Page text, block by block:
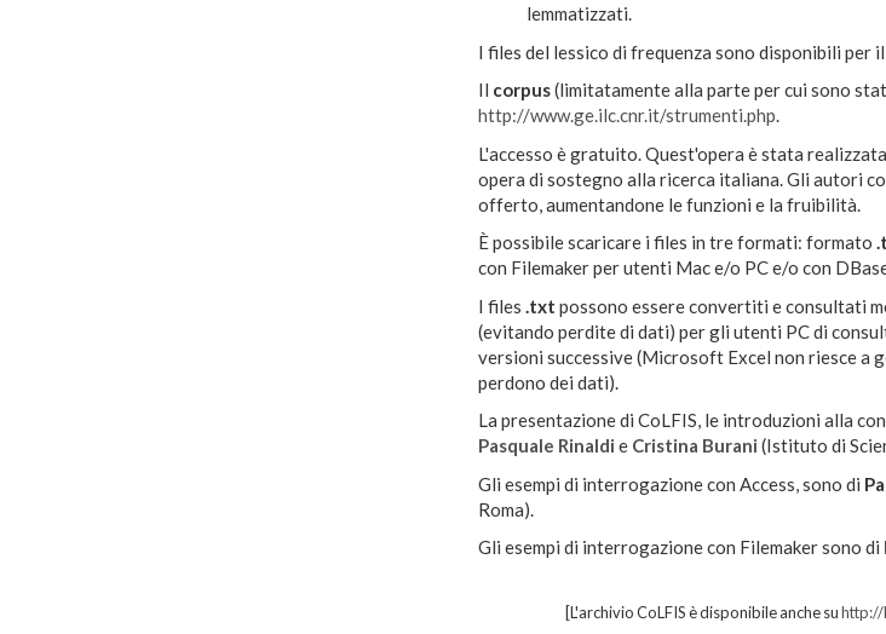
lemmatizzati.
I files del lessico di frequenza sono disponibili per il
Il corpus(limitatamente alla parte per cui sono
http://www.ge.ilc.cnr.it/strumenti.php.
L'accesso è gratuito. Quest'opera è stata
opera di sostegno alla ricerca italiana. Gli autori
offerto, aumentandone le funzioni e la fruibilità.
È possibile scaricare i files in tre formati: formato
con Filemaker per utenti Mac e/o PC e/o con
I files .txt possono essere convertiti e consultati
(evitando perdite di dati) per gli utenti PC di
versioni successive (Microsoft Excel non riesce
perdono dei dati).
La presentazione di CoLFIS, le introduzioni alla
Pasquale Rinaldi e Cristina Burani (Istituto di
Gli esempi di interrogazione con Access, sono di
Roma).
Gli esempi di interrogazione con Filemaker sono di
[L'archivio CoLFIS è disponibile anche suhttp://